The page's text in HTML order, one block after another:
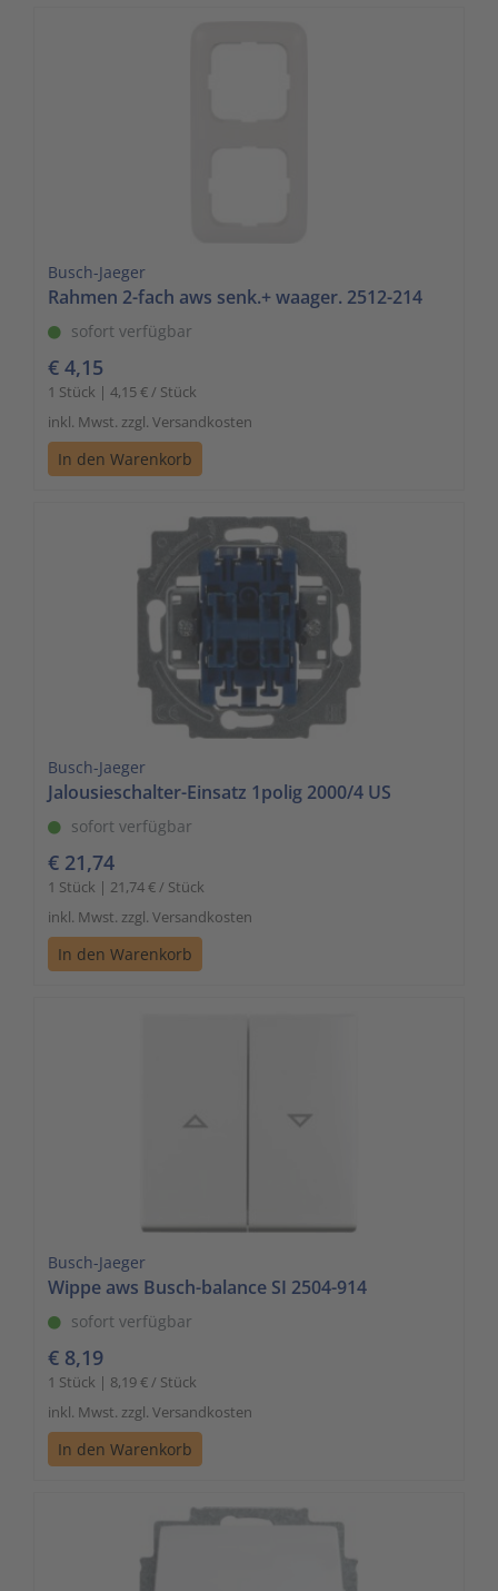
Busch-Jaeger
Rahmen 2-fach aws senk.+ waager. 2512-214
sofort verfügbar
€ 4,15
1 Stück | 4,15 € / Stück
inkl. Mwst. zzgl. Versandkosten
In den Warenkorb
Busch-Jaeger
Jalousieschalter-Einsatz 1polig 2000/4 US
sofort verfügbar
€ 21,74
1 Stück | 21,74 € / Stück
inkl. Mwst. zzgl. Versandkosten
In den Warenkorb
Busch-Jaeger
Wippe aws Busch-balance SI 2504-914
sofort verfügbar
€ 8,19
1 Stück | 8,19 € / Stück
inkl. Mwst. zzgl. Versandkosten
In den Warenkorb